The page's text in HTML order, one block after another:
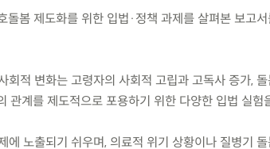
봄 제도화를 위한 입법·정책 과제를 살펴본 보고서
적 변화는 고령자의 사회적 고립과 고독사 증가,
관계를 제도적으로 포용하기 위한 다양한 입법 실험
노출되기 쉬우며, 의료적 위기 상황이나 질병기 돌